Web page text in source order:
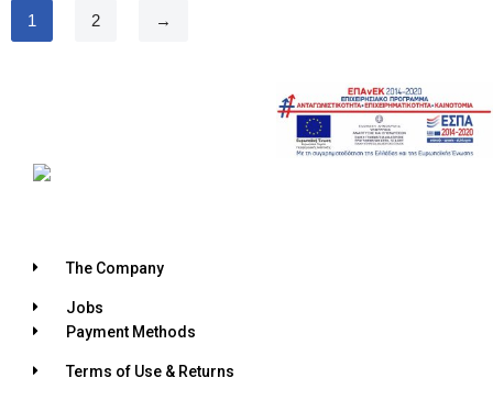
1 2 →
The Company
Jobs
Payment Methods
Terms of Use & Returns